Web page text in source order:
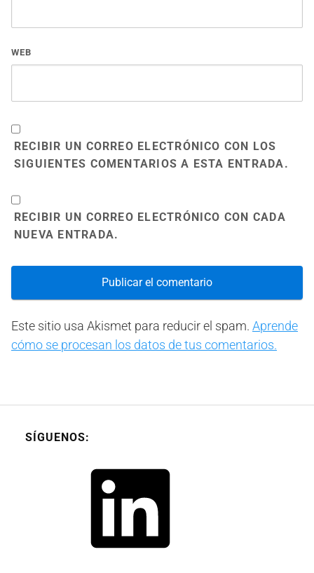
WEB
RECIBIR UN CORREO ELECTRÓNICO CON LOS
SIGUIENTES COMENTARIOS A ESTA ENTRADA.
RECIBIR UN CORREO ELECTRÓNICO CON CADA
NUEVA ENTRADA.
Este sitio usa Akismet para reducir el spam. Aprende
cómo se procesan los datos de tus comentarios.
SÍGUENOS: